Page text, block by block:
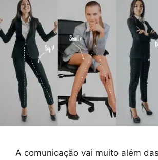
A comunicação vai muito além